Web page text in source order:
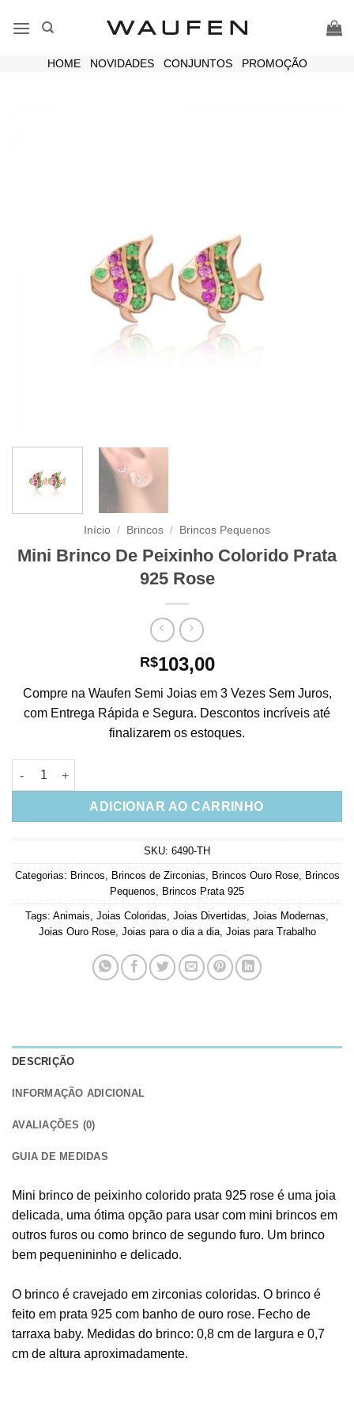
HOME| NOVIDADES| CONJUNTOS| PROMOÇÃO
Início / Brincos / Brincos Pequenos
Mini Brinco De Peixinho Colorido Prata
925 Rose
R$103,00
Compre na Waufen Semi Joias em 3 Vezes Sem Juros,
com Entrega Rápida e Segura. Descontos incríveis até
finalizarem os estoques.
Mini Brinco De Peixinho Colorido Prata 925 Rose quantidade
ADICIONAR AO CARRINHO
SKU: 6490-TH
Categorias: Brincos, Brincos de Zirconias, Brincos Ouro Rose, Brincos
Pequenos, Brincos Prata 925
Tags: Animais, Joias Coloridas, Joias Divertidas, Joias Modernas,
Joias Ouro Rose, Joias para o dia a dia, Joias para Trabalho
DESCRIÇÃO
INFORMAÇÃO ADICIONAL
AVALIAÇÕES (0)
GUIA DE MEDIDAS
Mini brinco de peixinho colorido prata 925 rose é uma joia
delicada, uma ótima opção para usar com mini brincos em
outros furos ou como brinco de segundo furo. Um brinco
bem pequenininho e delicado.
O brinco é cravejado em zirconias coloridas. O brinco é
feito em prata 925 com banho de ouro rose. Fecho de
tarraxa baby. Medidas do brinco: 0,8 cm de largura e 0,7
cm de altura aproximadamente.